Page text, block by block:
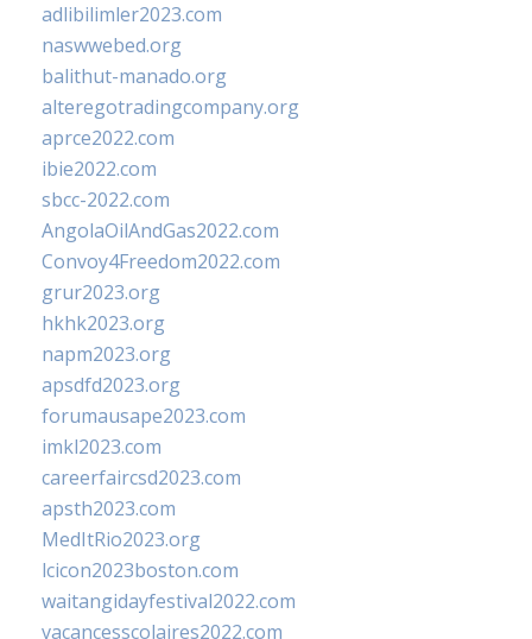
adlibilimler2023.com
naswwebed.org
balithut-manado.org
alteregotradingcompany.org
aprce2022.com
ibie2022.com
sbcc-2022.com
AngolaOilAndGas2022.com
Convoy4Freedom2022.com
grur2023.org
hkhk2023.org
napm2023.org
apsdfd2023.org
forumausape2023.com
imkl2023.com
careerfaircsd2023.com
apsth2023.com
MedItRio2023.org
lcicon2023boston.com
waitangidayfestival2022.com
vacancesscolaires2022.com